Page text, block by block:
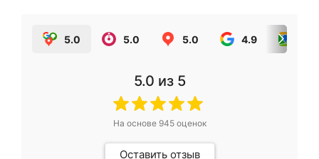
5.0 5.0 5.0 4.9
5.0 из 5
На основе 945оценок
Оставить отзыв